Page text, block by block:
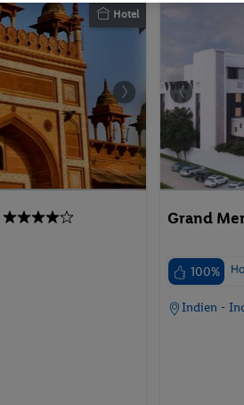
Hotel
Grand
100%
Indien -